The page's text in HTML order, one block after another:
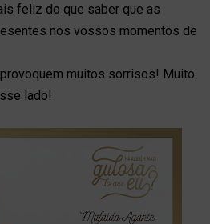
feliz do que saber que as
nos vossos momentos de
muitos sorrisos! Muito
lado!